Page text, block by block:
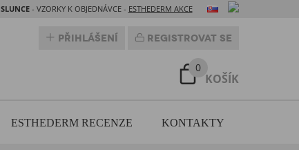
SLUNCE- VZORKY K OBJEDNÁVCE - ESTHEDERM AKCE
Přihlášení Registrovat se
0
KOŠÍK
ESTHEDERM RECENZE KONTAKTY